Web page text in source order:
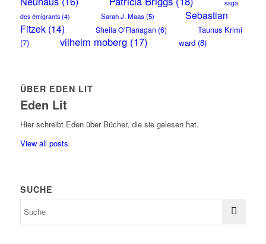
saga
des émigrants(4) Sarah J. Maas(5)
Sebastian
Fitzek(14) Sheila O'Flanagan (6)
Taunus Krimi
(7)
vilhelm moberg(17) ward(8)
ÜBER EDEN LIT
Eden Lit
Hier schreibt Eden über Bücher, die sie gelesen hat.
View all posts
SUCHE